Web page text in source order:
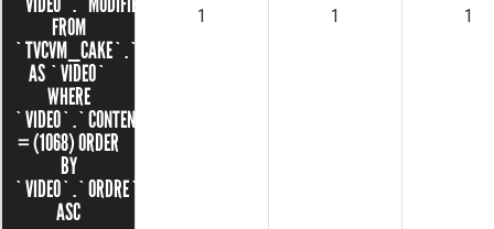
FROM
`TVCVM_CAKE`.`VIDEOS`
AS `VIDEO`
WHERE
`VIDEO`.`CONTENU_ID`
= (1068) ORDER
BY
`VIDEO`.`ORDRE`
ASC
1 1 1